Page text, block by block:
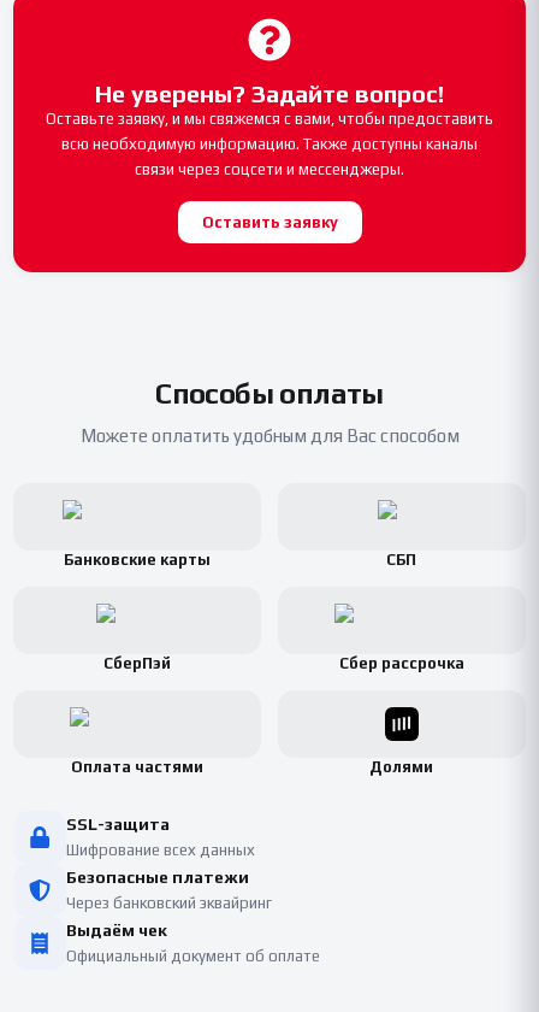
Не уверены? Задайте вопрос!
Оставьте заявку, и мы свяжемся с вами, чтобы предоставить
всю необходимую информацию. Также доступны каналы
связи через соцсети и мессенджеры.
Оставить заявку
Способы оплаты
Можете оплатить удобным для Вас способом
Банковские карты СБП
СберПэй Сбер рассрочка
Оплата частями Долями
SSL-защита
Шифрование всех данных
Безопасные платежи
Через банковский эквайринг
Выдаём чек
Официальный документ об оплате